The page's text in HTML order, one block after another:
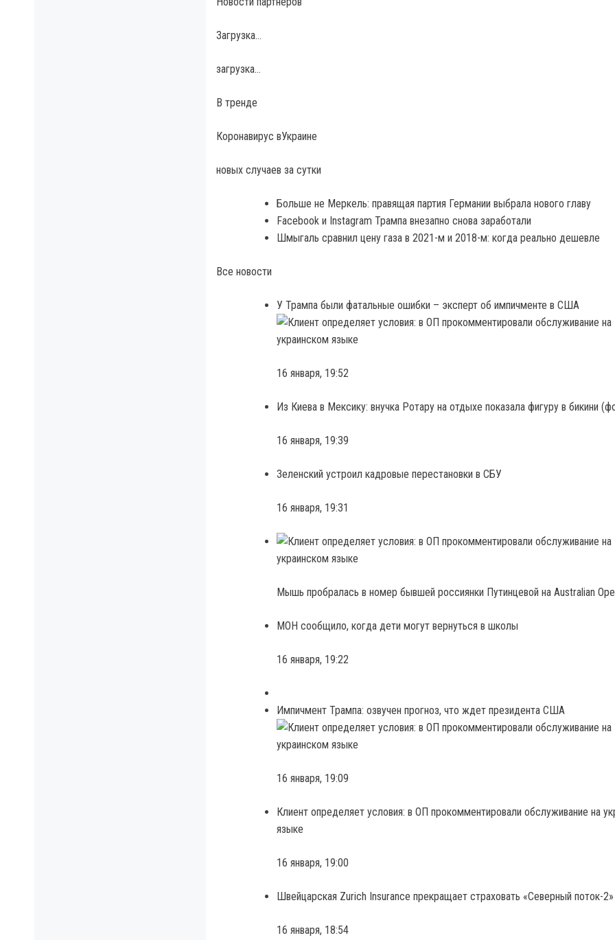
Загрузка…
загрузка…
В тренде
Коронавирус вУкраине
новых случаев за сутки
Больше не Меркель: правящая партия Германии выбрала нового главу
Facebook и Instagram Трампа внезапно снова заработали
Шмыгаль сравнил цену газа в 2021-м и 2018-м: когда реально дешевле
Все новости
У Трампа были фатальные ошибки – эксперт об импичменте в США
16 января, 19:52
Из Киева в Мексику: внучка Ротару на отдыхе показала фигуру в бикини
16 января, 19:39
Зеленский устроил кадровые перестановки в СБУ
16 января, 19:31
Мышь пробралась в номер бывшей россиянки Путинцевой на Australian
МОН сообщило, когда дети могут вернуться в школы
16 января, 19:22
Импичмент Трампа: озвучен прогноз, что ждет президента США
16 января, 19:09
Клиент определяет условия: в ОП прокомментировали обслуживание на
языке
16 января, 19:00
Швейцарская Zurich Insurance прекращает страховать «Северный поток-2»
16 января, 18:54